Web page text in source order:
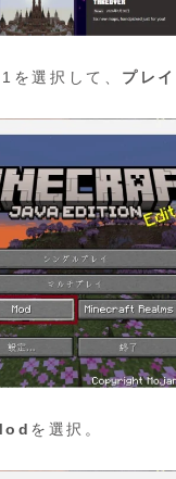
選択して、 プレイ
を選択。